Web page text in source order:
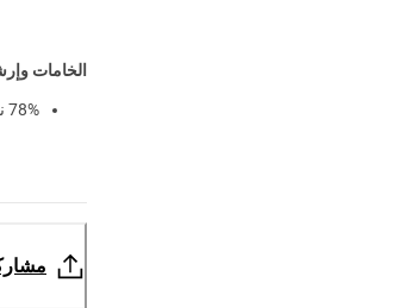
الخامات
78% نايلون، 22% إيلاستان